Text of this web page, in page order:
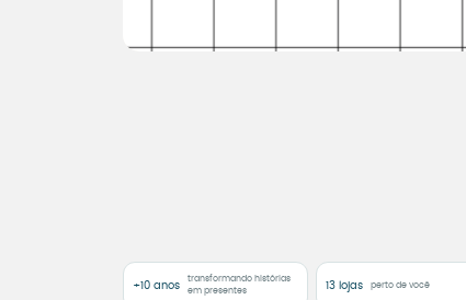
+10 anos
transformando histórias
em presentes
13 lojas perto de você